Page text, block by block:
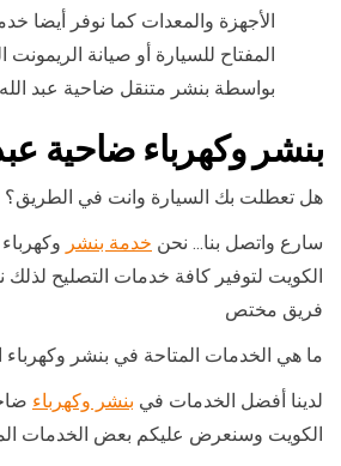
الأجهزة والمعدات كما نوفر أيضا
المفتاح للسيارة أو صيانة الريمونت
بواسطة بنشر متنقل ضاحية عبد
بنشر وكهرباء ضاحية
هل تعطلت بك السيارة وانت في الطريق؟
سارع واتصل بنا… نحن خدمة بنشر
الكويت لتوفير كافة خدمات التصليح
فريق مختص
ما هي الخدمات المتاحة في بنشر وكهرباء
لدينا أفضل الخدمات في بنشر وكهرباء
الكويت وسنعرض عليكم بعض الخدمات